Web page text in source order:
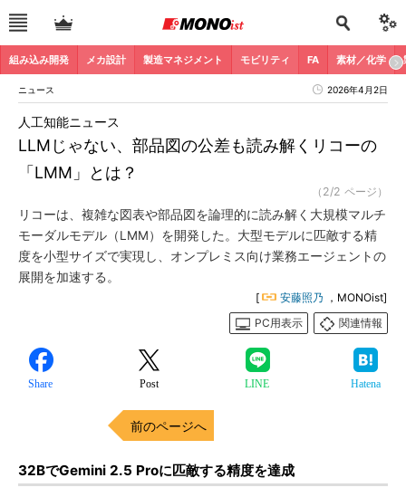
組み込み開発 メカ設計 製造マネジメント モビリティ FA 素材／化学
ニュース 2026年4月2日
LLMじゃない、部品図の公差も読み解くリコーの
「LMM」とは？
人工知能ニュース
（2/2 ページ）
リコーは、複雑な図表や部品図を論理的に読み解く大規模マルチ
モーダルモデル（LMM）を開発した。大型モデルに匹敵する精
度を小型サイズで実現し、オンプレミス向け業務エージェントの
展開を加速する。
[ 安藤照乃 ，MONOist]
PC用表示
関連情報
Share Post LINE Hatena
前のページへ
32BでGemini 2.5 Proに匹敵する精度を達成